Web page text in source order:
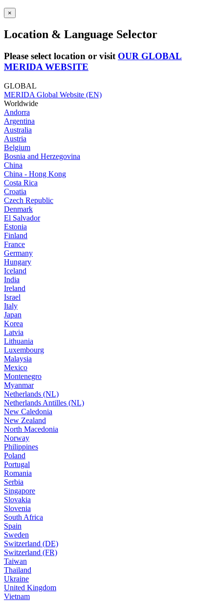
×
Location & Language Selector
Please select location or visit OUR GLOBAL
MERIDA WEBSITE
GLOBAL
MERIDA Global Website (EN)
Worldwide
Andorra
Argentina
Australia
Austria
Belgium
Bosnia and Herzegovina
China
China - Hong Kong
Costa Rica
Croatia
Czech Republic
Denmark
El Salvador
Estonia
Finland
France
Germany
Hungary
Iceland
India
Ireland
Israel
Italy
Japan
Korea
Latvia
Lithuania
Luxembourg
Malaysia
Mexico
Montenegro
Myanmar
Netherlands (NL)
Netherlands Antilles (NL)
New Caledonia
New Zealand
North Macedonia
Norway
Philippines
Poland
Portugal
Romania
Serbia
Singapore
Slovakia
Slovenia
South Africa
Spain
Sweden
Switzerland (DE)
Switzerland (FR)
Taiwan
Thailand
Ukraine
United Kingdom
Vietnam